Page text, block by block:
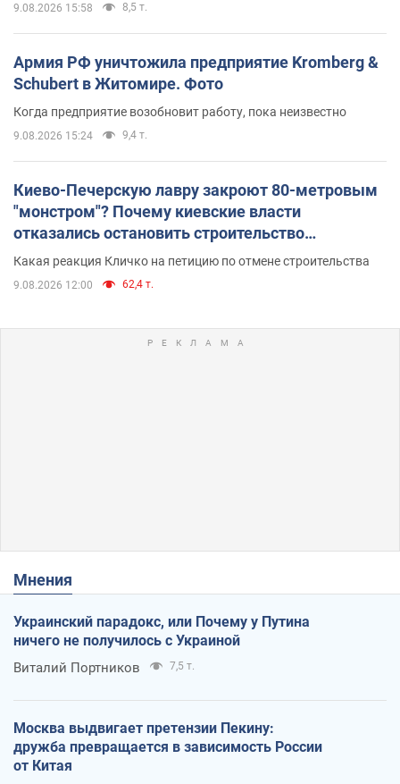
9.08.2026 15:58 8,5 т.
Армия РФ уничтожила предприятие Kromberg &
Schubert в Житомире. Фото
Когда предприятие возобновит работу, пока неизвестно
9.08.2026 15:24 9,4 т.
Киево-Печерскую лавру закроют 80-метровым
"монстром"? Почему киевские власти
отказались остановить строительство
небоскреба "московского верующего"
Какая реакция Кличко на петицию по отмене строительства
9.08.2026 12:00 62,4 т.
Мнения
Украинский парадокс, или Почему у Путина
ничего не получилось с Украиной
Виталий Портников 7,5 т.
Москва выдвигает претензии Пекину:
дружба превращается в зависимость России
от Китая